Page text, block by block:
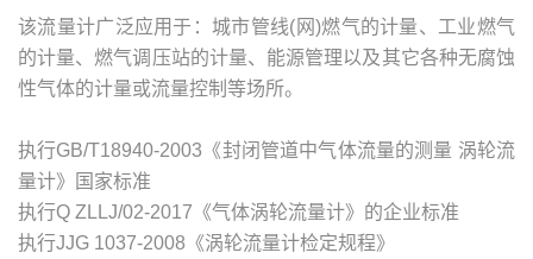
该流量计广泛应用于：城市管线(网)燃气的计量、工业燃气
的计量、燃气调压站的计量、能源管理以及其它各种无腐蚀
性气体的计量或流量控制等场所。
执行GB/T18940-2003《封闭管道中气体流量的测量 涡轮流
量计》国家标准
执行Q ZLLJ/02-2017《气体涡轮流量计》的企业标准
执行JJG 1037-2008《涡轮流量计检定规程》